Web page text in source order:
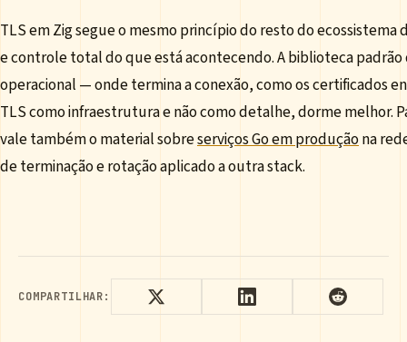
TLS em Zig segue o mesmo princípio do resto do
e controle total do que está acontecendo. A biblioteca padrão
operacional — onde termina a conexão, como os certificados
TLS como infraestrutura e não como detalhe, dorme melhor.
vale também o material sobreserviços Go em produçãona
de terminação e rotação aplicado a outra stack.
COMPARTILHAR: